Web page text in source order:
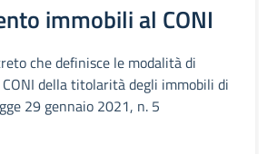
immobili al CONI
che definisce le modalità di
della titolarità degli immobili di
29 gennaio 2021, n. 5